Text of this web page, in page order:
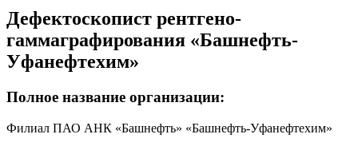
Дефектоскопист рентгено-
гаммаграфирования «Башнефть-
Уфанефтехим»
Полное название организации:
Филиал ПАО АНК «Башнефть» «Башнефть-Уфанефтехим»